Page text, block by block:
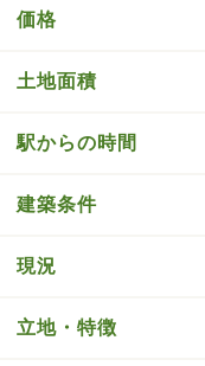
価格
土地面積
駅からの時間
建築条件
現況
立地・特徴